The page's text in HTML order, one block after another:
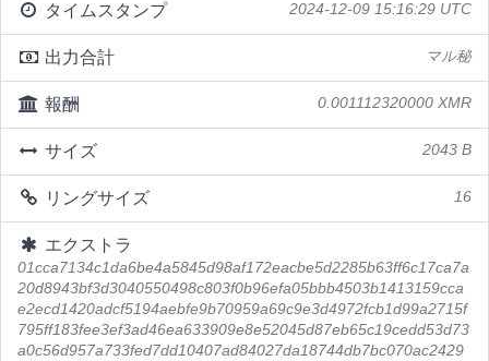
タイムスタンプ 2024-12-09 15:16:29 UTC
出力合計 マル秘
報酬 0.001112320000 XMR
サイズ 2043 B
リングサイズ 16
エクストラ
01cca7134c1da6be4a5845d98af172eacbe5d2285b63ff6c17ca7a
20d8943bf3d3040550498c803f0b96efa05bbb4503b1413159cca
e2ecd1420adcf5194aebfe9b70959a69c9e3d4972fcb1d99a2715f
795ff183fee3ef3ad46ea633909e8e52045d87eb65c19cedd53d73
a0c56d957a733fed7dd10407ad84027da18744db7bc070ac2429